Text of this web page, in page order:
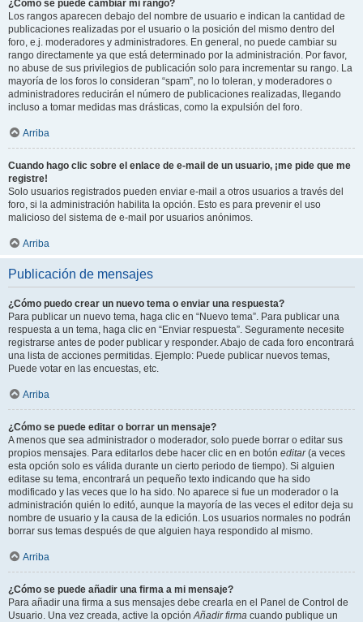
¿Cómo se puede cambiar mi rango?
Los rangos aparecen debajo del nombre de usuario e indican la cantidad de
publicaciones realizadas por el usuario o la posición del mismo dentro del
foro, e.j. moderadores y administradores. En general, no puede cambiar su
rango directamente ya que está determinado por la administración. Por favor,
no abuse de sus privilegios de publicación solo para incrementar su rango. La
mayoría de los foros lo consideran “spam”, no lo toleran, y moderadores o
administradores reducirán el número de publicaciones realizadas, llegando
incluso a tomar medidas mas drásticas, como la expulsión del foro.
Arriba
Cuando hago clic sobre el enlace de e-mail de un usuario, ¡me pide que me
registre!
Solo usuarios registrados pueden enviar e-mail a otros usuarios a través del
foro, si la administración habilita la opción. Esto es para prevenir el uso
malicioso del sistema de e-mail por usuarios anónimos.
Arriba
Publicación de mensajes
¿Cómo puedo crear un nuevo tema o enviar una respuesta?
Para publicar un nuevo tema, haga clic en “Nuevo tema”. Para publicar una
respuesta a un tema, haga clic en “Enviar respuesta”. Seguramente necesite
registrarse antes de poder publicar y responder. Abajo de cada foro encontrará
una lista de acciones permitidas. Ejemplo: Puede publicar nuevos temas,
Puede votar en las encuestas, etc.
Arriba
¿Cómo se puede editar o borrar un mensaje?
A menos que sea administrador o moderador, solo puede borrar o editar sus
propios mensajes. Para editarlos debe hacer clic en en botón editar(a veces
esta opción solo es válida durante un cierto periodo de tiempo). Si alguien
editase su tema, encontrará un pequeño texto indicando que ha sido
modificado y las veces que lo ha sido. No aparece si fue un moderador o la
administración quién lo editó, aunque la mayoría de las veces el editor deja su
nombre de usuario y la causa de la edición. Los usuarios normales no podrán
borrar sus temas después de que alguien haya respondido al mismo.
Arriba
¿Cómo se puede añadir una firma a mi mensaje?
Para añadir una firma a sus mensajes debe crearla en el Panel de Control de
Usuario. Una vez creada, active la opciónAñadir firma cuando publique un